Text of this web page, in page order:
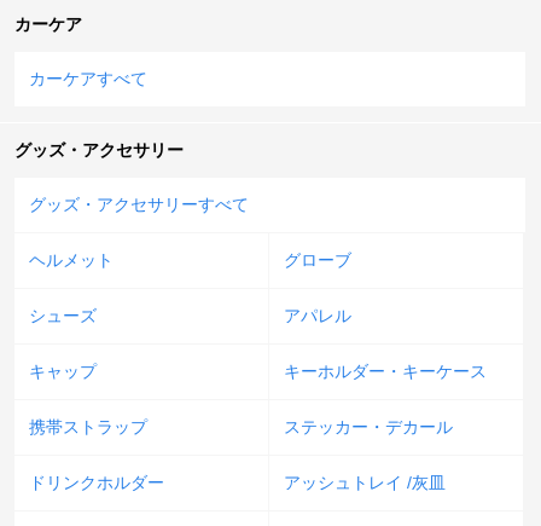
カーケア
カーケアすべて
グッズ・アクセサリー
グッズ・アクセサリーすべて
ヘルメット グローブ
シューズ アパレル
キャップ キーホルダー・キーケース
携帯ストラップ ステッカー・デカール
ドリンクホルダー アッシュトレイ /灰皿